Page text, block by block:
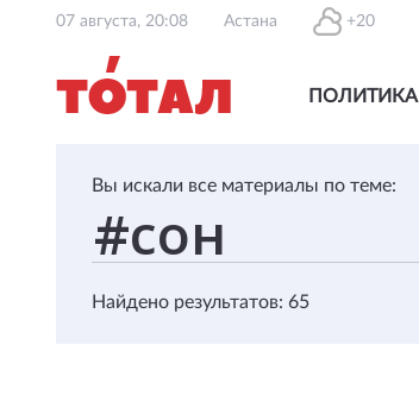
07 августа, 20:08 Астана +20
ПОЛИТИКА
Вы искали все материалы по теме:
Найдено результатов: 65